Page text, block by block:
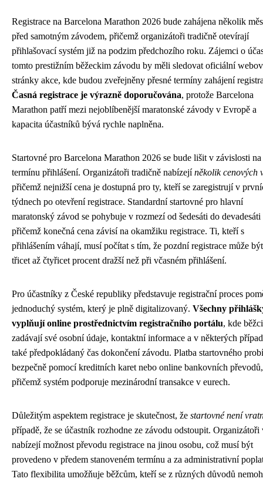
Registrace na Barcelona Marathon 2026 bude zahájena několik
před samotným závodem, přičemž organizátoři tradičně otevírají
přihlašovací systém již na podzim předchozího roku. Zájemci o
tomto prestižním běžeckim závodu by měli sledovat oficiální
stránky akce, kde budou zveřejněny přesné termíny zahájení
Časná registrace je výrazně doporučována, protože Barcelona
Marathon patří mezi nejoblíbenější maratonské závody v Evropě a
kapacita účastníků bývá rychle naplněna.
Startovné pro Barcelona Marathon 2026 se bude lišit v závislosti na
termínu přihlášení. Organizátoři tradičně nabízejíněkolik cenových
přičemž nejnižší cena je dostupná pro ty, kteří se zaregistrují v
týdnech po otevření registrace. Standardní startovné pro hlavní
maratonský závod se pohybuje v rozmezí od šedesáti do devadesáti
přičemž konečná cena závisí na okamžiku registrace. Ti, kteří s
přihlášením váhají, musí počítat s tím, že pozdní registrace může
třicet až čtyřicet procent dražší než při včasném přihlášení.
Pro účastníky z České republiky představuje registrační proces
jednoduchý systém, který je plně digitalizovaný. Všechny
vyplňují online prostřednictvím registračního portálu, kde běžci
zadávají své osobní údaje, kontaktní informace a v některých
také předpokládaný čas dokončení závodu. Platba startovného
bezpečně pomocí kreditních karet nebo online bankovních převodů,
přičemž systém podporuje mezinárodní transakce v eurech.
Důležitým aspektem registrace je skutečnost, že startovné není
případě, že se účastník rozhodne ze závodu odstoupit. Organizátoři
nabízejí možnost převodu registrace na jinou osobu, což musí být
provedeno v předem stanoveném termínu a za administrativní
Tato flexibilita umožňuje běžcům, kteří se z různých důvodů